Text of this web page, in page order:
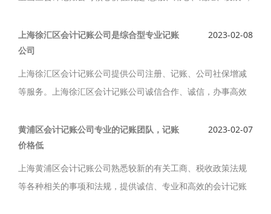
册、公司注销、名称地址变更、代理记账，纳税申报，旧账整
理服务。
上海徐汇区会计记账公司是综合型专业记账
公司
2023-02-08
上海徐汇区会计记账公司提供公司注册、记账、公司社保增减
等服务。上海徐汇区会计记账公司诚信合作、诚信，办事高效
务、税务服务等于一体的综合型专业记账公司。
黄浦区会计记账公司专业的记账团队，记账
价格低
2023-02-07
上海黄浦区会计记账公司熟悉较新的有关工商、税收政策法规
等各种相关的事项和法规，提供诚信、专业和高效的会计记账